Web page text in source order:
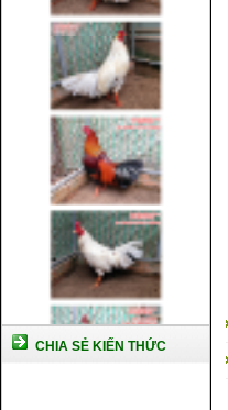
CHIA SẺ KIẾN THỨC